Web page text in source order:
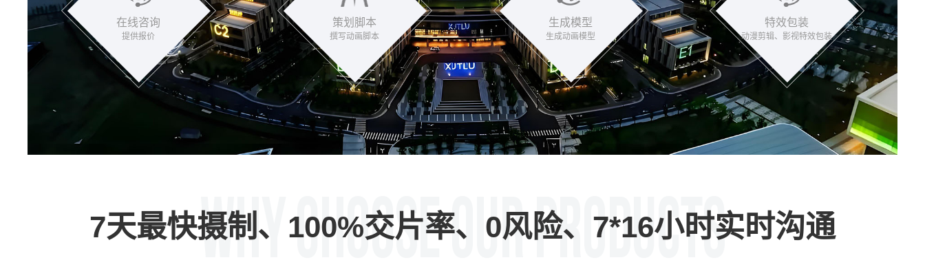
在线咨询
提供报价
策划脚本
撰写动画脚本
生成模型
生成动画模型
特效包装
动漫剪辑、影视特效包装
7天最快摄制、100%交片率、0风险、7*16小时实时沟通